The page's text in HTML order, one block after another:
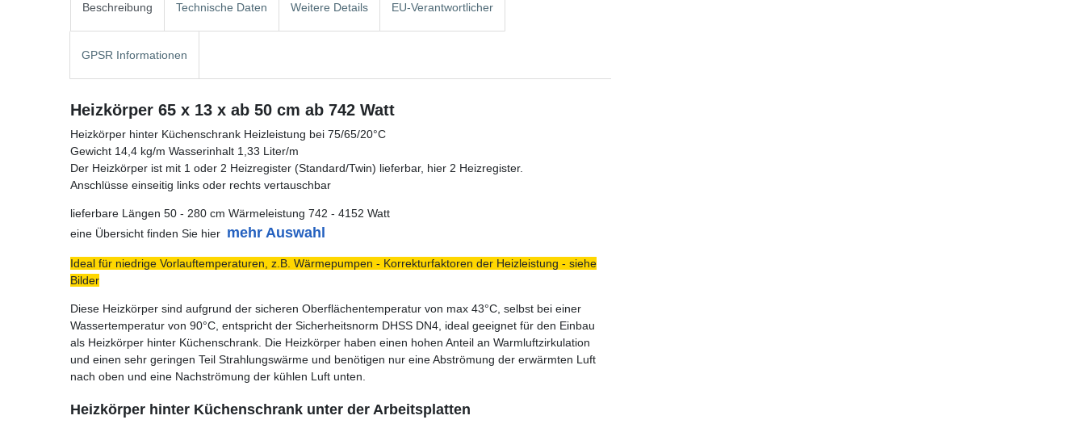
Beschreibung Technische Daten Weitere Details EU-Verantwortlicher
GPSR Informationen
Heizkörper 65 x 13 x ab 50 cm ab 742 Watt
Heizkörper hinter Küchenschrank Heizleistung bei 75/65/20°C
Gewicht 14,4 kg/m Wasserinhalt 1,33 Liter/m
Der Heizkörper ist mit 1 oder 2 Heizregister (Standard/Twin) lieferbar, hier 2 Heizregister.
Anschlüsse einseitig links oder rechts vertauschbar
lieferbare Längen 50 - 280 cm Wärmeleistung 742 - 4152 Watt
eine Übersicht finden Sie hier mehr Auswahl
Ideal für niedrige Vorlauftemperaturen, z.B. Wärmepumpen - Korrekturfaktoren der Heizleistung - siehe
Bilder
Diese Heizkörper sind aufgrund der sicheren Oberflächentemperatur von max 43°C, selbst bei einer
Wassertemperatur von 90°C, entspricht der Sicherheitsnorm DHSS DN4, ideal geeignet für den Einbau
als Heizkörper hinter Küchenschrank. Die Heizkörper haben einen hohen Anteil an Warmluftzirkulation
und einen sehr geringen Teil Strahlungswärme und benötigen nur eine Abströmung der erwärmten Luft
nach oben und eine Nachströmung der kühlen Luft unten.
Heizkörper hinter Küchenschrank unter der Arbeitsplatten